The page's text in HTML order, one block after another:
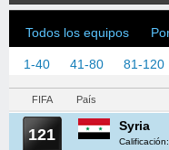
Todos los equipos
1-40 41-80 81-120
FIFA País
121 Syria
Calificación: